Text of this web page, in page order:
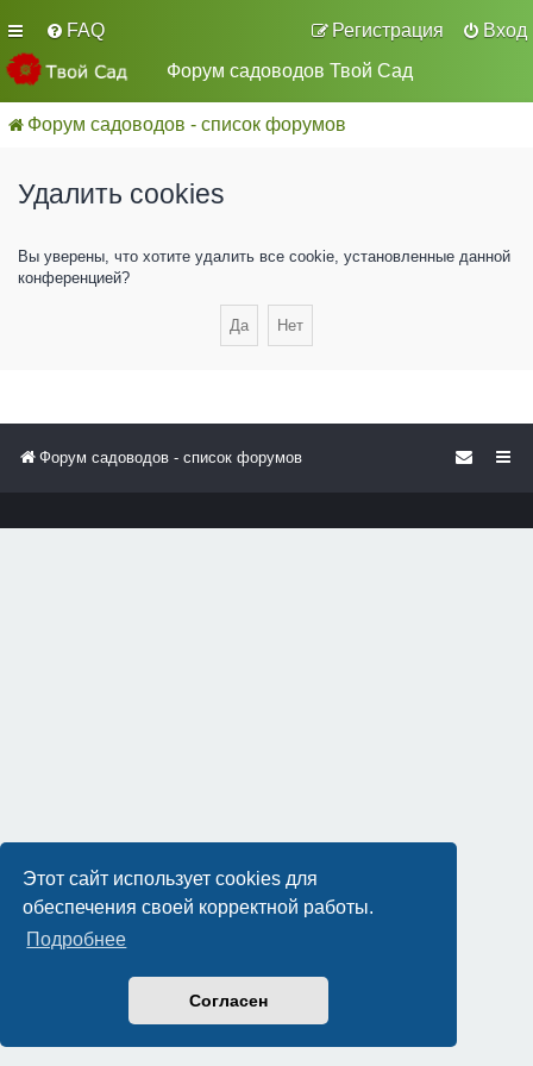
Этот сайт использует cookies для
обеспечения своей корректной работы.
Подробнее
Согласен
FAQ Вход
Регистрация
Форум садоводов Твой Сад
Форум садоводов - список форумов
Удалить cookies
Вы уверены, что хотите удалить все cookie, установленные данной
конференцией?
Форум садоводов - список форумов